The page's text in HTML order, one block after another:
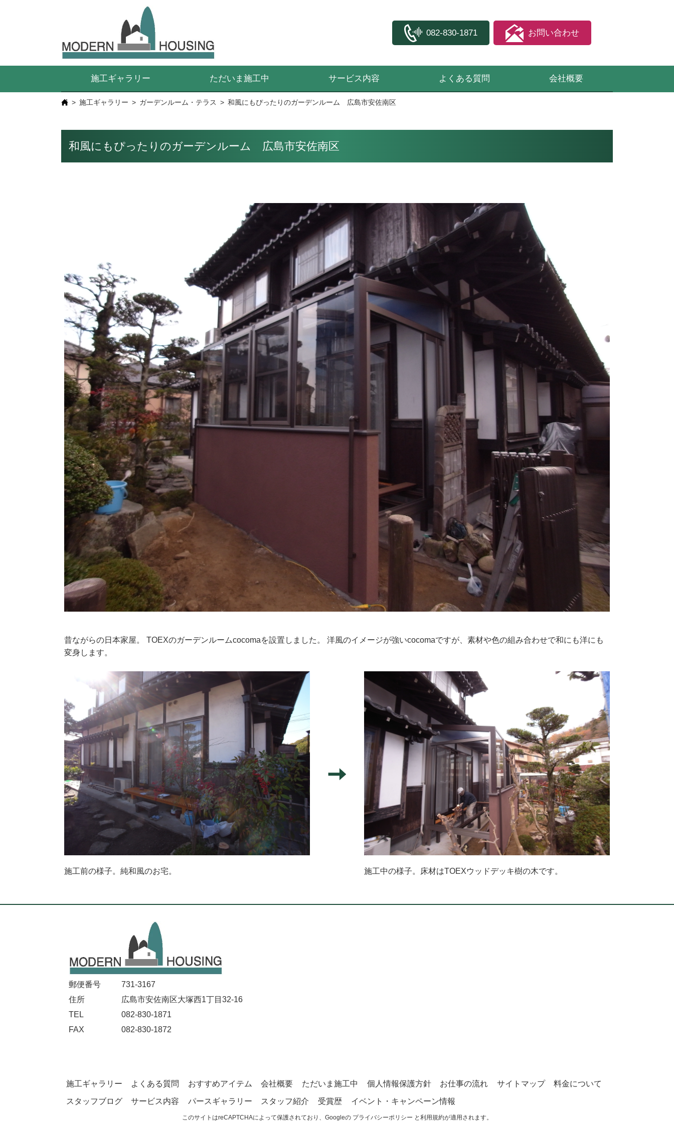
082-830-1871 お問い合わせ
施工ギャラリー ただいま施工中 サービス内容 よくある質問 会社概要
施工ギャラリー ガーデンルーム・テラス 和風にもぴったりのガーデンルーム 広島市安佐南区
和風にもぴったりのガーデンルーム 広島市安佐南区
昔ながらの日本家屋。 TOEXのガーデンルームcocomaを設置しました。 洋風のイメージが強いcocomaですが、素材や色の組み合わせで和にも洋にも
変身します。
施工前の様子。純和風のお宅。 施工中の様子。床材はTOEXウッドデッキ樹の木です。
郵便番号
731-3167
住所
広島市安佐南区大塚西1丁目32-16
TEL
082-830-1871
FAX
082-830-1872
施工ギャラリー おすすめアイテム ただいま施工中 お仕事の流れ 料金について
サービス内容 スタッフ紹介 イベント・キャンペーン情報
よくある質問 会社概要 個人情報保護方針 サイトマップ
スタッフブログ パースギャラリー 受賞歴
このサイトはreCAPTCHAによって保護されており、Googleの プライバシーポリシー と 利用規約が適用されます。